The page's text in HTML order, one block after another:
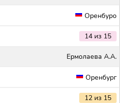
Оренбуро
14 из 15
Ермолаева А.А.
Оренбург
12 из 15